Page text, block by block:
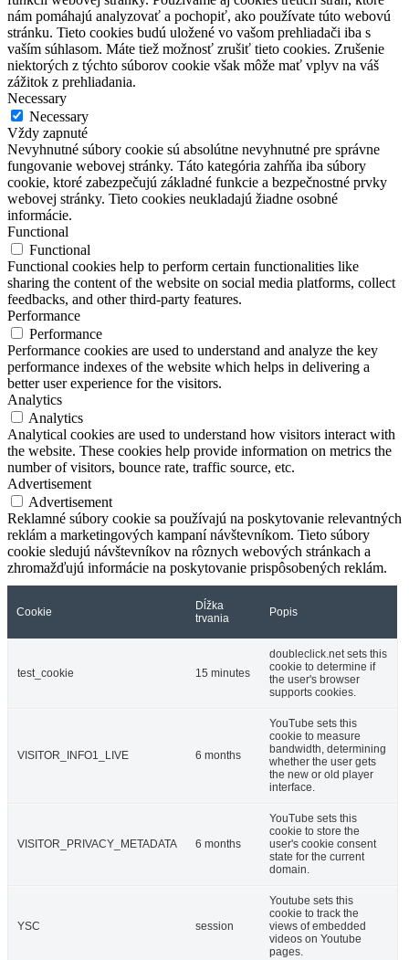
nám pomáhajú analyzovať a pochopiť, ako používate túto webovú
stránku. Tieto cookies budú uložené vo vašom prehliadači iba s
vaším súhlasom. Máte tiež možnosť zrušiť tieto cookies. Zrušenie
niektorých z týchto súborov cookie však môže mať vplyv na váš
zážitok z prehliadania.
Necessary
Necessary
Vždy zapnuté
Nevyhnutné súbory cookie sú absolútne nevyhnutné pre správne
fungovanie webovej stránky. Táto kategória zahŕňa iba súbory
cookie, ktoré zabezpečujú základné funkcie a bezpečnostné prvky
webovej stránky. Tieto cookies neukladajú žiadne osobné
informácie.
Functional
Functional
Functional cookies help to perform certain functionalities like
sharing the content of the website on social media platforms, collect
feedbacks, and other third-party features.
Performance
Performance
Performance cookies are used to understand and analyze the key
performance indexes of the website which helps in delivering a
better user experience for the visitors.
Analytics
Analytics
Analytical cookies are used to understand how visitors interact with
the website. These cookies help provide information on metrics the
number of visitors, bounce rate, traffic source, etc.
Advertisement
Advertisement
Reklamné súbory cookie sa používajú na poskytovanie relevantných
reklám a marketingových kampaní návštevníkom. Tieto súbory
cookie sledujú návštevníkov na rôznych webových stránkach a
zhromažďujú informácie na poskytovanie prispôsobených reklám.
Cookie
Dĺžka
trvania
Popis
test_cookie 15 minutes
doubleclick.net sets this
cookie to determine if
the user's browser
supports cookies.
VISITOR_INFO1_LIVE 6 months
YouTube sets this
cookie to measure
bandwidth, determining
whether the user gets
the new or old player
interface.
VISITOR_PRIVACY_METADATA 6 months
YouTube sets this
cookie to store the
user's cookie consent
state for the current
domain.
YSC session
Youtube sets this
cookie to track the
views of embedded
videos on Youtube
pages.